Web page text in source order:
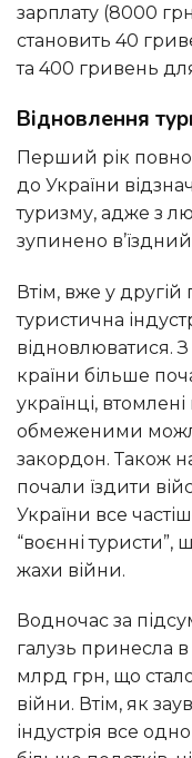
зарплату (8000
становить 40
та 400 гривень
Відновлення
Перший рік повномасштабного вторгнення Росії
до України
туризму, адже з
зупинено
Втім, вже у другій половині 2023 року
туристична
відновлюватися.
країни більше
українці, втомлені
обмеженими
закордон. Також
почали їздити
України все
“воєнні туристи”,
жахи війни.
Водночас за підсумками 2024 року туристична
галузь принесла
млрд грн, що
війни. Втім, як
індустрія все